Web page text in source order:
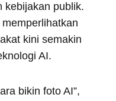
kebijakan publik.
kini semakin
AI.
bikin foto AI”,